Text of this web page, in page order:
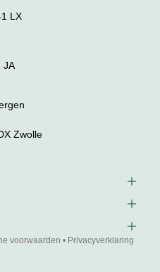
LX
JA
Zwolle
voorwaarden • Privacyverklaring